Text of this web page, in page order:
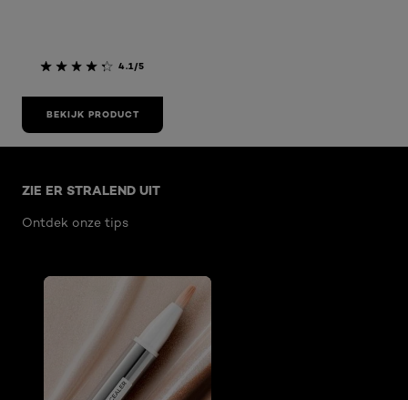
4.1/5
BEKIJK PRODUCT
ZIE ER STRALEND UIT
Ontdek onze tips